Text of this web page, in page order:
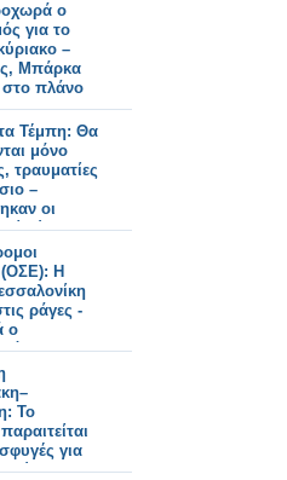
ο
για το
–
Μπάρκα
στο πλάνο
Τέμπη: Θα
μόνο
τραυματίες
–
οι
Σύλλογοι
των
Η
ράγες -
ο
και η
το λιμάνι.
Το
για
των